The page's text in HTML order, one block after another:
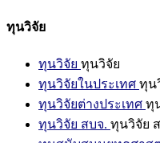
ทุนวิจัย
ทุนวิจัย ทุนวิจัย
ทุนวิจัยในประเทศ ทุน
ทุนวิจัยต่างประเทศ ทุ
ทุนวิจัย สบจ. ทุนวิจัย